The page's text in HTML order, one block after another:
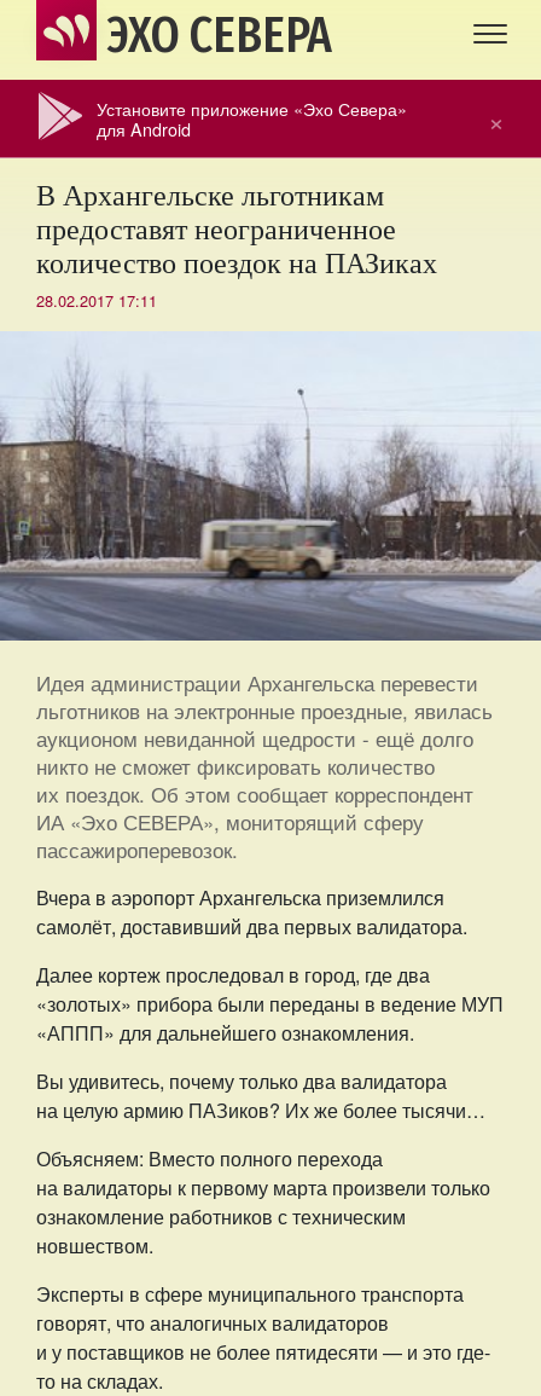
ЭХО СЕВЕРА
×
Установите приложение «Эхо Севера»
для Android
В Архангельске льготникам
предоставят неограниченное
количество поездок на ПАЗиках
28.02.2017 17:11
Идея администрации Архангельска перевести
льготников на электронные проездные, явилась
аукционом невиданной щедрости - ещё долго
никто не сможет фиксировать количество
их поездок. Об этом сообщает корреспондент
ИА «Эхо СЕВЕРА», мониторящий сферу
пассажироперевозок.
Вчера в аэропорт Архангельска приземлился
самолёт, доставивший два первых валидатора.
Далее кортеж проследовал в город, где два
«золотых» прибора были переданы в ведение МУП
«АППП» для дальнейшего ознакомления.
Вы удивитесь, почему только два валидатора
на целую армию ПАЗиков? Их же более тысячи…
Объясняем: Вместо полного перехода
на валидаторы к первому марта произвели только
ознакомление работников с техническим
новшеством.
Эксперты в сфере муниципального транспорта
говорят, что аналогичных валидаторов
и у поставщиков не более пятидесяти — и это где-
то на складах.